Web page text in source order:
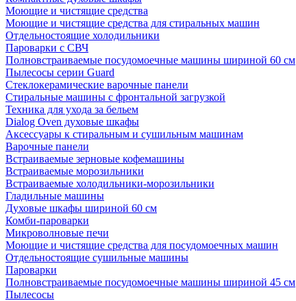
Моющие и чистящие средства
Моющие и чистящие средства для стиральных машин
Отдельностоящие холодильники
Пароварки с СВЧ
Полновстраиваемые посудомоечные машины шириной 60 см
Пылесосы серии Guard
Стеклокерамические варочные панели
Стиральные машины с фронтальной загрузкой
Техника для ухода за бельем
Dialog Oven духовые шкафы
Аксессуары к стиральным и сушильным машинам
Варочные панели
Встраиваемые зерновые кофемашины
Встраиваемые морозильники
Встраиваемые холодильники-морозильники
Гладильные машины
Духовые шкафы шириной 60 см
Комби-пароварки
Микроволновые печи
Моющие и чистящие средства для посудомоечных машин
Отдельностоящие сушильные машины
Пароварки
Полновстраиваемые посудомоечные машины шириной 45 см
Пылесосы